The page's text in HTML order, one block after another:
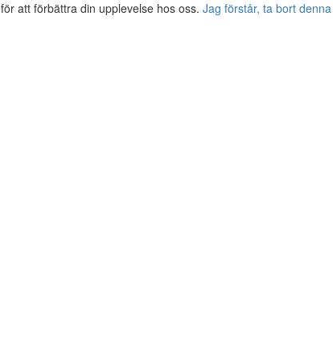
för att förbättra din upplevelse hos oss. Jag förstår, ta bort